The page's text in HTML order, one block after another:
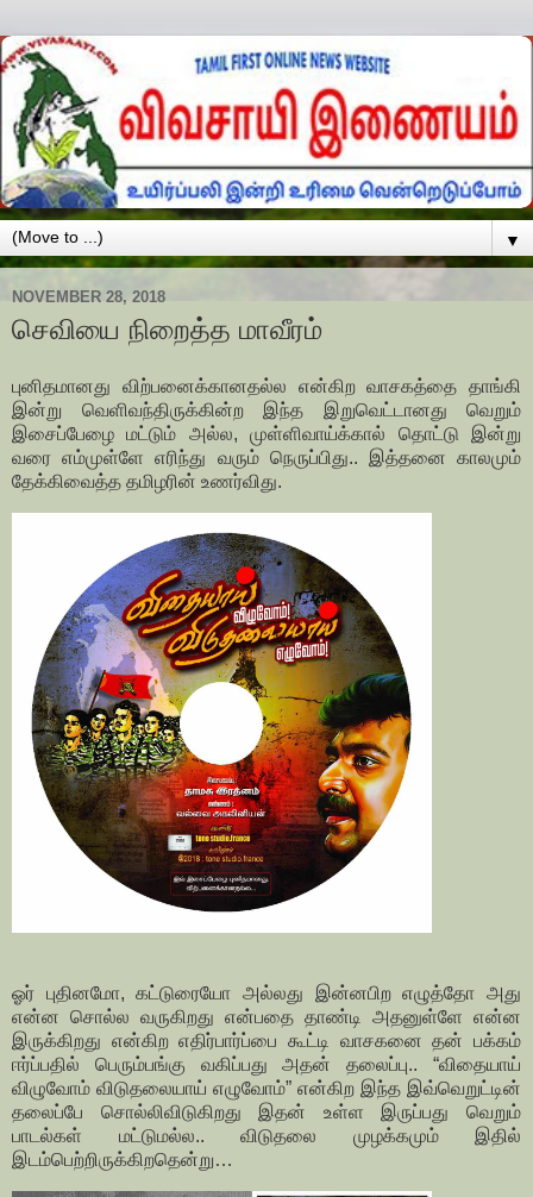
▼
NOVEMBER 28, 2018
செவியை நிறைத்த மாவீரம்
புனிதமானது விற்பனைக்கானதல்ல என்கிற வாசகத்தை தாங்கி
இன்று வெளிவந்திருக்கின்ற இந்த இறுவெட்டானது வெறும்
இசைப்பேழை மட்டும் அல்ல, முள்ளிவாய்க்கால் தொட்டு இன்று
வரை எம்முள்ளே எரிந்து வரும் நெருப்பிது.. இத்தனை காலமும்
தேக்கிவைத்த தமிழரின் உணர்விது.
ஓர் புதினமோ, கட்டுரையோ அல்லது இன்னபிற எழுத்தோ அது
என்ன சொல்ல வருகிறது என்பதை தாண்டி அதனுள்ளே என்ன
இருக்கிறது என்கிற எதிர்பார்ப்பை கூட்டி வாசகனை தன் பக்கம்
ஈர்ப்பதில் பெரும்பங்கு வகிப்பது அதன் தலைப்பு.. “விதையாய்
விழுவோம் விடுதலையாய் எழுவோம்” என்கிற இந்த இவ்வெறுட்டின்
தலைப்பே சொல்லிவிடுகிறது இதன் உள்ள இருப்பது வெறும்
பாடல்கள் மட்டுமல்ல.. விடுதலை முழக்கமும் இதில்
இடம்பெற்றிருக்கிறதென்று…